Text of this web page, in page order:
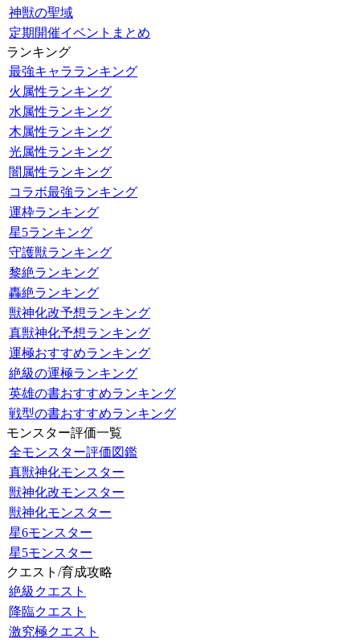
神獣の聖域
定期開催イベントまとめ
ランキング
最強キャラランキング
火属性ランキング
水属性ランキング
木属性ランキング
光属性ランキング
闇属性ランキング
コラボ最強ランキング
運枠ランキング
星5ランキング
守護獣ランキング
黎絶ランキング
轟絶ランキング
獣神化改予想ランキング
真獣神化予想ランキング
運極おすすめランキング
絶級の運極ランキング
英雄の書おすすめランキング
戦型の書おすすめランキング
モンスター評価一覧
全モンスター評価図鑑
真獣神化モンスター
獣神化改モンスター
獣神化モンスター
星6モンスター
星5モンスター
クエスト/育成攻略
絶級クエスト
降臨クエスト
激究極クエスト